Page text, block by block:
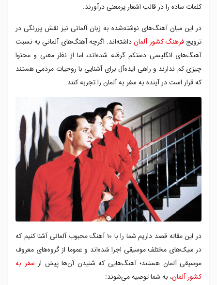
کلمات ساده را در قالب اشعار پرمعنی درآورند.
در این میان آهنگ‌های نوشته‌شده به زبان آلمانی نیز نقش پررنگی در
ترویجفرهنگ کشور آلمانداشته‌اند. اگرچه آهنگ‌های آلمانی به نسبت
آهنگ‌های انگلیسی دستکم گرفته شده‌اند، اما از نظر معنی و محتوا
چیزی کم ندارند و راهی ایده‌آل برای آشنایی با روحیات مردمی هستند
که قرار است در آینده به سفر به آلمان را تجربه کنند.
در این مقاله قصد داریم شما را با ۱۰ آهنگ محبوب آلمانی آشنا کنیم که
در سبک‌های مختلف موسیقی اجرا شده‌اند و عموما از گروه‌های معروف
موسیقی آلمان هستند؛ آهنگ‌هایی که شنیدن آن‌ها پیش از سفر به
کشور آلمان، به شما توصیه می‌شوند: